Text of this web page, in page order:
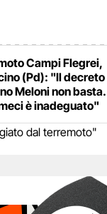
Campi Flegrei,
(Pd): "Il decreto
Meloni non basta.
è inadeguato"
dal terremoto"